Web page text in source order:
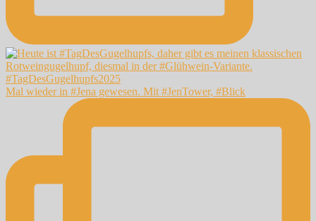
Mal wieder in #Jena gewesen. Mit #JenTower, #Blick